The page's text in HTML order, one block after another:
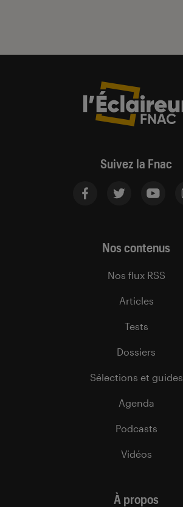
Suivez la Fnac
Nos contenus
Nos flux RSS
Articles
Tests
Dossiers
Sélections et guides
Agenda
Podcasts
Vidéos
À propos